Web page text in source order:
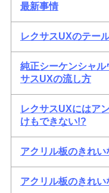
最新事情
レクサスUXのテー
純正シーケンシャ
サスUXの流し方
レクサスUXにはア
けもできない!?
アクリル板のきれい
アクリル板のきれい